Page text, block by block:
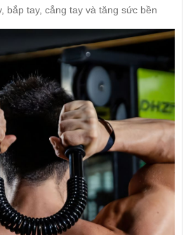
tay, cẳng tay và tăng sức bền